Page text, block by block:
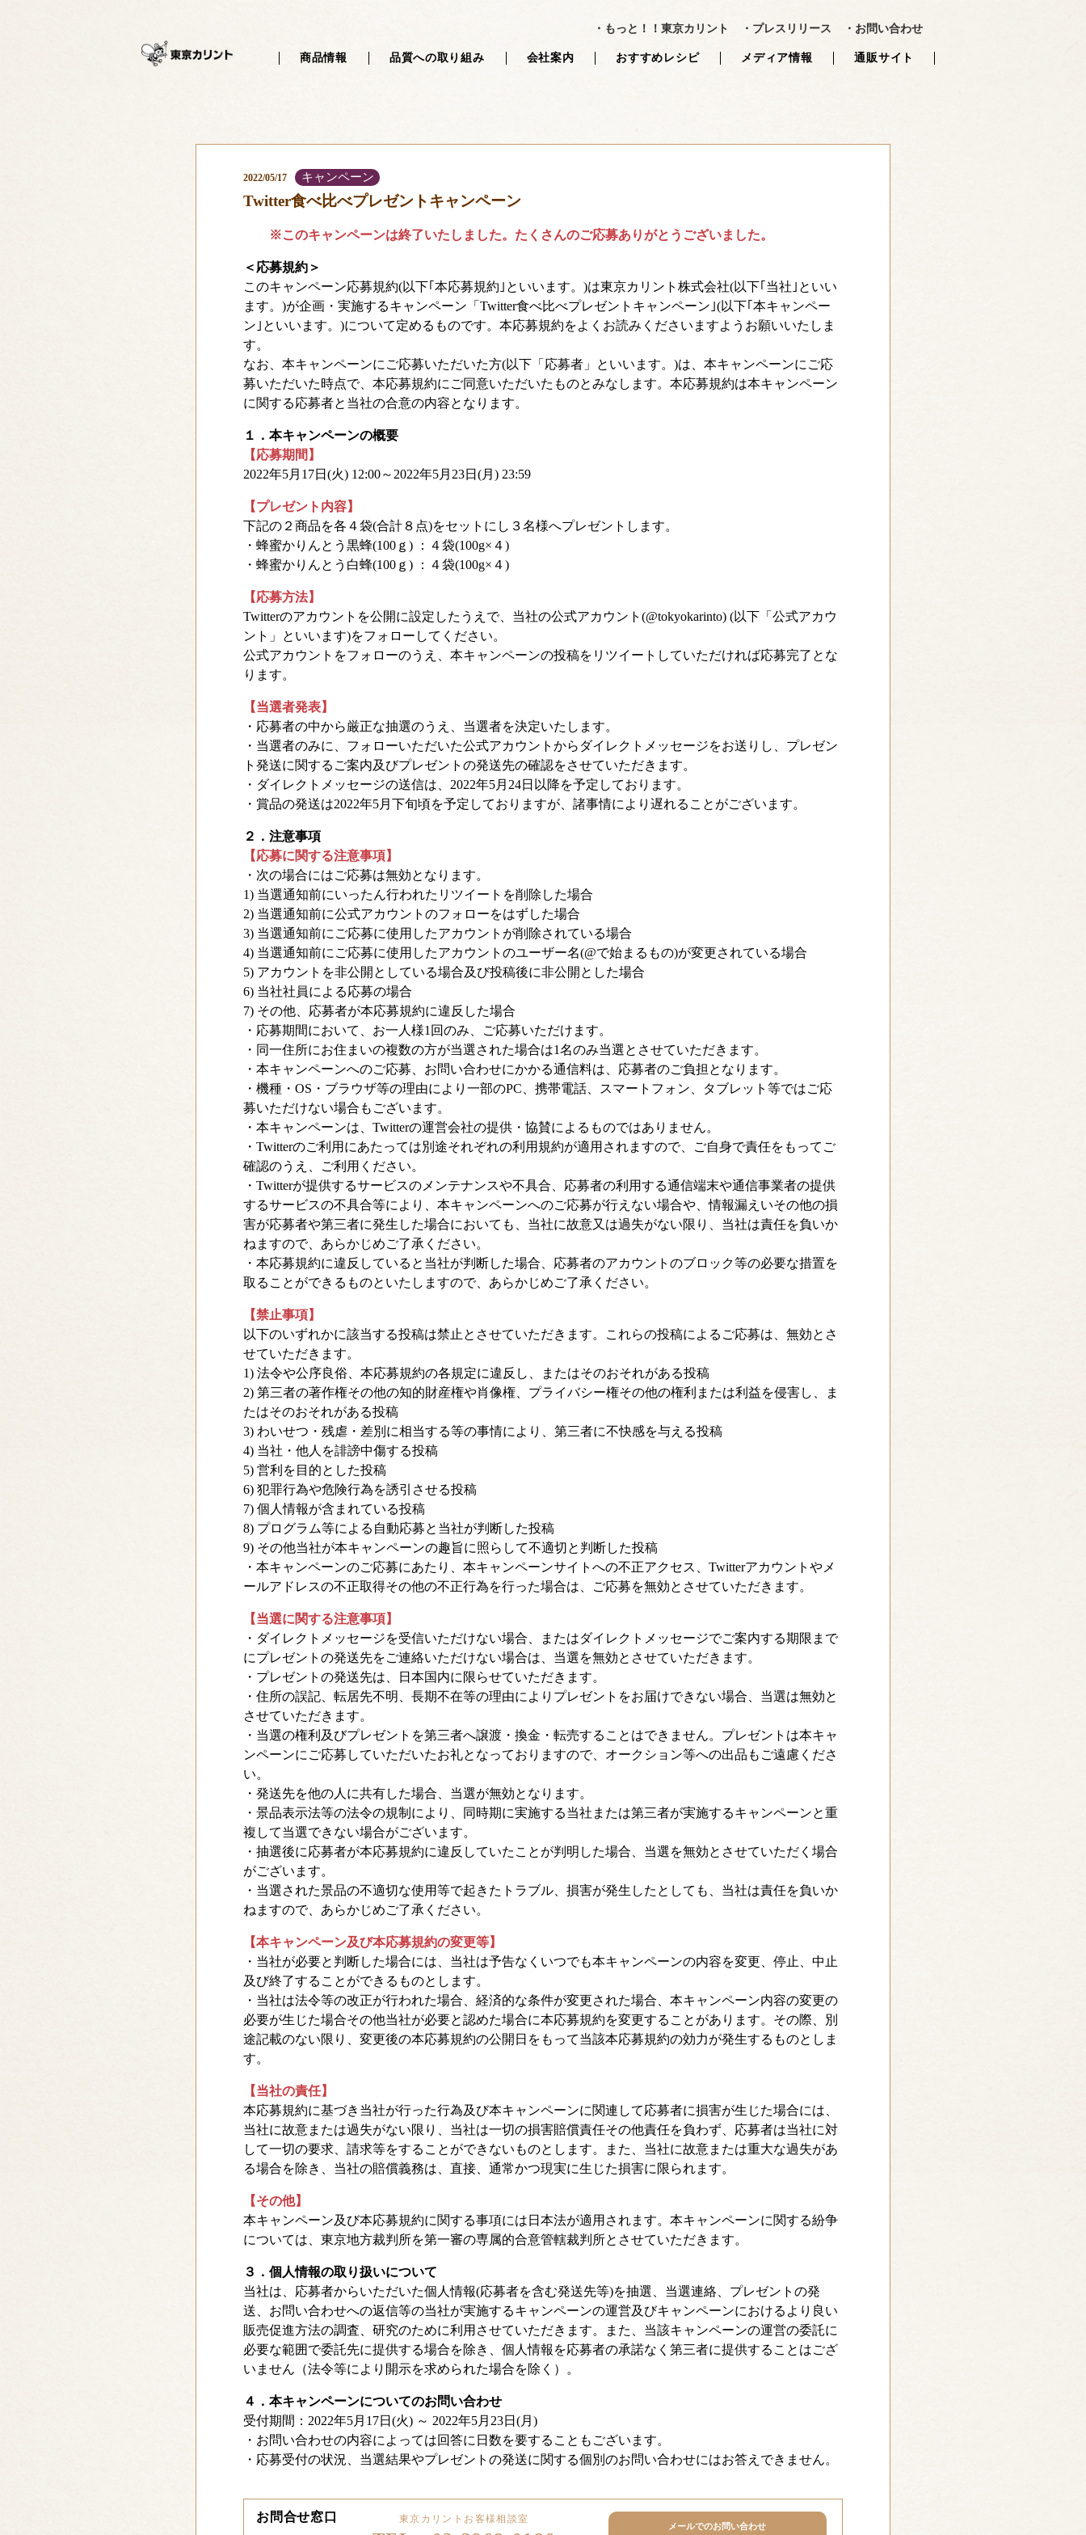
・もっと！！東京カリント
・プレスリリース ・お問い合わせ
商品情報 品質への取り組み 会社案内 おすすめレシピ メディア情報 通販サイト
2022/05/17 キャンペーン
Twitter食べ比べプレゼントキャンペーン
※このキャンペーンは終了いたしました。たくさんのご応募ありがとうございました。
＜応募規約＞
このキャンペーン応募規約(以下｢本応募規約｣といいます。)は東京カリント株式会社(以下｢当社｣といい
ます。)が企画・実施するキャンペーン「Twitter食べ比べプレゼントキャンペーン｣(以下｢本キャンペー
ン｣といいます。)について定めるものです。本応募規約をよくお読みくださいますようお願いいたしま
す。
なお、本キャンペーンにご応募いただいた方(以下「応募者」といいます。)は、本キャンペーンにご応
募いただいた時点で、本応募規約にご同意いただいたものとみなします。本応募規約は本キャンペーン
に関する応募者と当社の合意の内容となります。
１．本キャンペーンの概要
【応募期間】
2022年5月17日(火) 12:00～2022年5月23日(月) 23:59
【プレゼント内容】
下記の２商品を各４袋(合計８点)をセットにし３名様へプレゼントします。
・蜂蜜かりんとう黒蜂(100ｇ) ：４袋(100g×４)
・蜂蜜かりんとう白蜂(100ｇ) ：４袋(100g×４)
【応募方法】
Twitterのアカウントを公開に設定したうえで、当社の公式アカウント(@tokyokarinto) (以下「公式アカウ
ント」といいます)をフォローしてください。
公式アカウントをフォローのうえ、本キャンペーンの投稿をリツイートしていただければ応募完了とな
ります。
【当選者発表】
・応募者の中から厳正な抽選のうえ、当選者を決定いたします。
・当選者のみに、フォローいただいた公式アカウントからダイレクトメッセージをお送りし、プレゼン
ト発送に関するご案内及びプレゼントの発送先の確認をさせていただきます。
・ダイレクトメッセージの送信は、2022年5月24日以降を予定しております。
・賞品の発送は2022年5月下旬頃を予定しておりますが、諸事情により遅れることがございます。
２．注意事項
【応募に関する注意事項】
・次の場合にはご応募は無効となります。
1) 当選通知前にいったん行われたリツイートを削除した場合
2) 当選通知前に公式アカウントのフォローをはずした場合
3) 当選通知前にご応募に使用したアカウントが削除されている場合
4) 当選通知前にご応募に使用したアカウントのユーザー名(@で始まるもの)が変更されている場合
5) アカウントを非公開としている場合及び投稿後に非公開とした場合
6) 当社社員による応募の場合
7) その他、応募者が本応募規約に違反した場合
・応募期間において、お一人様1回のみ、ご応募いただけます。
・同一住所にお住まいの複数の方が当選された場合は1名のみ当選とさせていただきます。
・本キャンペーンへのご応募、お問い合わせにかかる通信料は、応募者のご負担となります。
・機種・OS・ブラウザ等の理由により一部のPC、携帯電話、スマートフォン、タブレット等ではご応
募いただけない場合もございます。
・本キャンペーンは、Twitterの運営会社の提供・協賛によるものではありません。
・Twitterのご利用にあたっては別途それぞれの利用規約が適用されますので、ご自身で責任をもってご
確認のうえ、ご利用ください。
・Twitterが提供するサービスのメンテナンスや不具合、応募者の利用する通信端末や通信事業者の提供
するサービスの不具合等により、本キャンペーンへのご応募が行えない場合や、情報漏えいその他の損
害が応募者や第三者に発生した場合においても、当社に故意又は過失がない限り、当社は責任を負いか
ねますので、あらかじめご了承ください。
・本応募規約に違反していると当社が判断した場合、応募者のアカウントのブロック等の必要な措置を
取ることができるものといたしますので、あらかじめご了承ください。
【禁止事項】
以下のいずれかに該当する投稿は禁止とさせていただきます。これらの投稿によるご応募は、無効とさ
せていただきます。
1) 法令や公序良俗、本応募規約の各規定に違反し、またはそのおそれがある投稿
2) 第三者の著作権その他の知的財産権や肖像権、プライバシー権その他の権利または利益を侵害し、ま
たはそのおそれがある投稿
3) わいせつ・残虐・差別に相当する等の事情により、第三者に不快感を与える投稿
4) 当社・他人を誹謗中傷する投稿
5) 営利を目的とした投稿
6) 犯罪行為や危険行為を誘引させる投稿
7) 個人情報が含まれている投稿
8) プログラム等による自動応募と当社が判断した投稿
9) その他当社が本キャンペーンの趣旨に照らして不適切と判断した投稿
・本キャンペーンのご応募にあたり、本キャンペーンサイトへの不正アクセス、Twitterアカウントやメ
ールアドレスの不正取得その他の不正行為を行った場合は、ご応募を無効とさせていただきます。
【当選に関する注意事項】
・ダイレクトメッセージを受信いただけない場合、またはダイレクトメッセージでご案内する期限まで
にプレゼントの発送先をご連絡いただけない場合は、当選を無効とさせていただきます。
・プレゼントの発送先は、日本国内に限らせていただきます。
・住所の誤記、転居先不明、長期不在等の理由によりプレゼントをお届けできない場合、当選は無効と
させていただきます。
・当選の権利及びプレゼントを第三者へ譲渡・換金・転売することはできません。プレゼントは本キャ
ンペーンにご応募していただいたお礼となっておりますので、オークション等への出品もご遠慮くださ
い。
・発送先を他の人に共有した場合、当選が無効となります。
・景品表示法等の法令の規制により、同時期に実施する当社または第三者が実施するキャンペーンと重
複して当選できない場合がございます。
・抽選後に応募者が本応募規約に違反していたことが判明した場合、当選を無効とさせていただく場合
がございます。
・当選された景品の不適切な使用等で起きたトラブル、損害が発生したとしても、当社は責任を負いか
ねますので、あらかじめご了承ください。
【本キャンペーン及び本応募規約の変更等】
・当社が必要と判断した場合には、当社は予告なくいつでも本キャンペーンの内容を変更、停止、中止
及び終了することができるものとします。
・当社は法令等の改正が行われた場合、経済的な条件が変更された場合、本キャンペーン内容の変更の
必要が生じた場合その他当社が必要と認めた場合に本応募規約を変更することがあります。その際、別
途記載のない限り、変更後の本応募規約の公開日をもって当該本応募規約の効力が発生するものとしま
す。
【当社の責任】
本応募規約に基づき当社が行った行為及び本キャンペーンに関連して応募者に損害が生じた場合には、
当社に故意または過失がない限り、当社は一切の損害賠償責任その他責任を負わず、応募者は当社に対
して一切の要求、請求等をすることができないものとします。また、当社に故意または重大な過失があ
る場合を除き、当社の賠償義務は、直接、通常かつ現実に生じた損害に限られます。
【その他】
本キャンペーン及び本応募規約に関する事項には日本法が適用されます。本キャンペーンに関する紛争
については、東京地方裁判所を第一審の専属的合意管轄裁判所とさせていただきます。
３．個人情報の取り扱いについて
当社は、応募者からいただいた個人情報(応募者を含む発送先等)を抽選、当選連絡、プレゼントの発
送、お問い合わせへの返信等の当社が実施するキャンペーンの運営及びキャンペーンにおけるより良い
販売促進方法の調査、研究のために利用させていただきます。また、当該キャンペーンの運営の委託に
必要な範囲で委託先に提供する場合を除き、個人情報を応募者の承諾なく第三者に提供することはござ
いません（法令等により開示を求められた場合を除く）。
４．本キャンペーンについてのお問い合わせ
受付期間：2022年5月17日(火) ～ 2022年5月23日(月)
・お問い合わせの内容によっては回答に日数を要することもございます。
・応募受付の状況、当選結果やプレゼントの発送に関する個別のお問い合わせにはお答えできません。
お問合せ窓口 東京カリントお客様相談室
メールでのお問い合わせ